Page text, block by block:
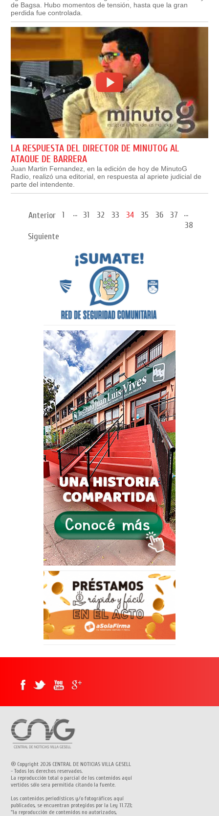
de Bagsa. Hubo momentos de tensión, hasta que la gran
perdida fue controlada.
LA RESPUESTA DEL DIRECTOR DE MINUTOG AL
ATAQUE DE BARRERA
Juan Martin Fernandez, en la edición de hoy de MinutoG
Radio, realizó una editorial, en respuesta al apriete judicial de
parte del intendente.
Anterior 1 ... 31 32 33 34 35 36 37
...
38
Siguiente
® Copyright 2026 CENTRAL DE NOTICIAS VILLA GESELL
- Todos los derechos reservados.
La reproducción total o parcial de los contenidos aquí
vertidos sólo sera permitida citando la fuente.
Los contenidos periodísticos y/o fotográficos aquí
publicados, se encuentran protegidos por la Ley 11.723;
"la reproducción de contenidos no autorizados,